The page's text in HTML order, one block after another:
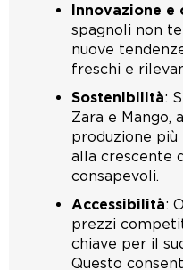
Innovazione e
spagnoli non
nuove
freschi e
Sostenibilità:
Zara e Mango,
produzione più
alla crescente
consapevoli.
Accessibilità:
prezzi
chiave per il
Questo